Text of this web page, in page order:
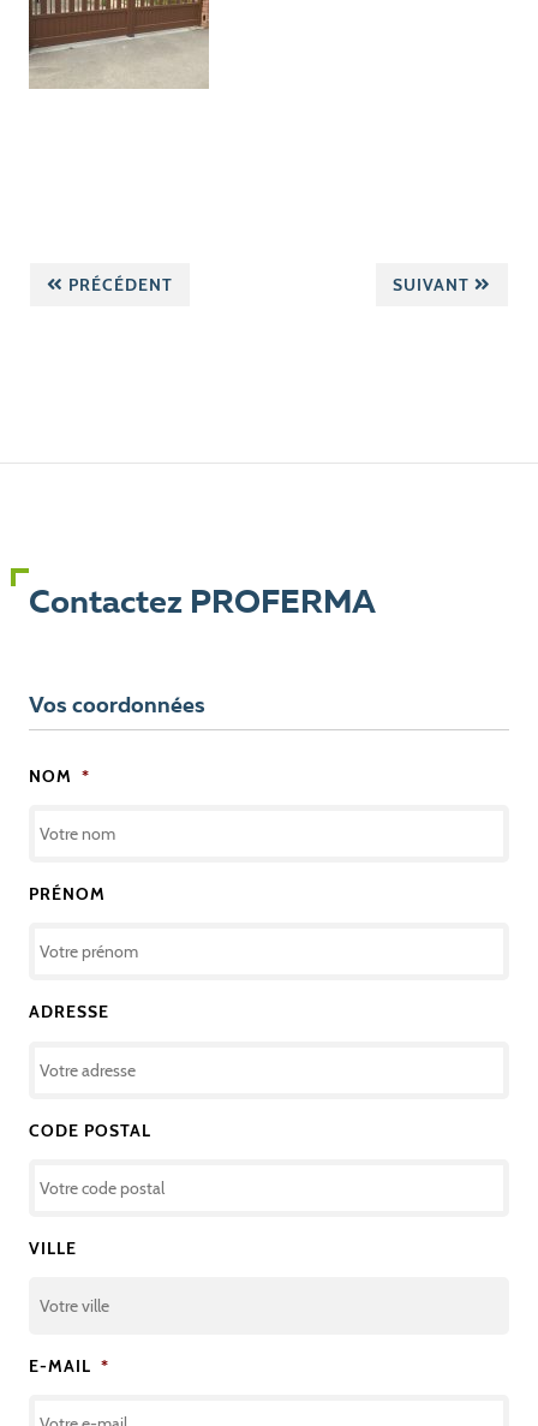
PRÉCÉDENT SUIVANT
Contactez PROFERMA
Vos coordonnées
NOM *
PRÉNOM
ADRESSE
CODE POSTAL
VILLE
E-MAIL *